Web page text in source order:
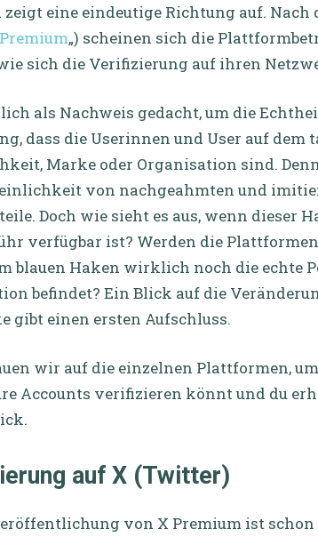
zeigt eine eindeutige Richtung auf.
„) scheinen sich die
sich die Verifizierung auf ihren
als Nachweis gedacht, um die
dass die Userinnen und User auf
Marke oder Organisation sind.
von nachgeahmten und
Doch wie sieht es aus, wenn dieser
verfügbar ist? Werden die
blauen Haken wirklich noch die echte
befindet? Ein Blick auf die
gibt einen ersten Aufschluss.
wir auf die einzelnen Plattformen,
Accounts verifizieren könnt und du
auf X (Twitter)
von X Premium ist